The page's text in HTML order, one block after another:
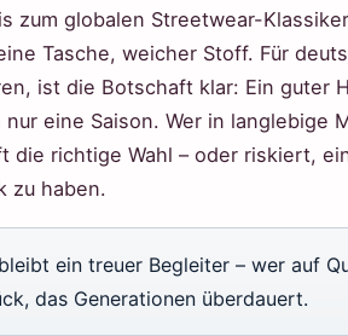
zum globalen Streetwear-
Tasche, weicher Stoff. Für
ist die Botschaft klar: Ein guter
nur eine Saison. Wer in langlebige
die richtige Wahl – oder riskiert,
zu haben.
ein treuer Begleiter – wer auf
das Generationen überdauert.